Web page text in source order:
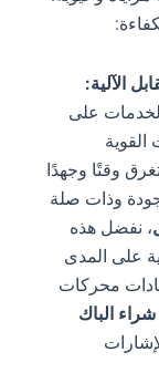
الآلية:
على
وقتًا وجهدًا
وذات صلة
نفضل هذه
على المدى
محركات
الباك